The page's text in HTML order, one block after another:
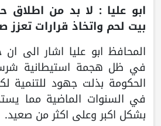
ابو عليا : لا بد من اطلاق
بيت لحم واتخاذ قرارات
المحافظ ابو عليا اشار الى
في ظل هجمة استيطانية
الحكومة بذلت جهود للتنمية
في السنوات الماضية مما
بشكل اكبر وعلى اكثر من صعيد.